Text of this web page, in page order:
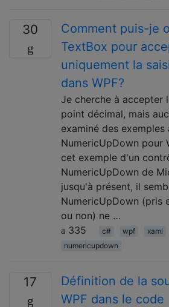
30
Comment puis-je
TextBox pour
uniquement la
dans WPF?
Je cherche à accepter
point décimal, mais
examiné des
NumericUpDown pour
cet exemple d'un
NumericUpDown de
jusqu'à présent, il
NumericUpDown (pris
ou non) ne …
335
c# wpf xaml
numericupdown
17
Définition de la
WPF dans le code